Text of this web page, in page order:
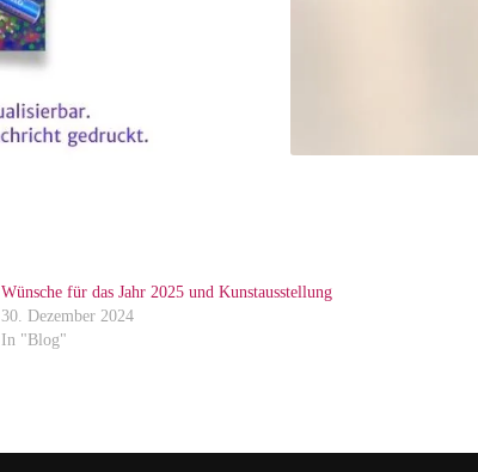
Wünsche für das Jahr 2025 und Kunstausstellung
30. Dezember 2024
In "Blog"